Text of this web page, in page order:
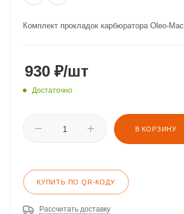
Комплект прокладок карбюратора Oleo-Mac
930 ₽/шт
Достаточно
В КОРЗИНУ
КУПИТЬ ПО QR-КОДУ
Рассчитать доставку